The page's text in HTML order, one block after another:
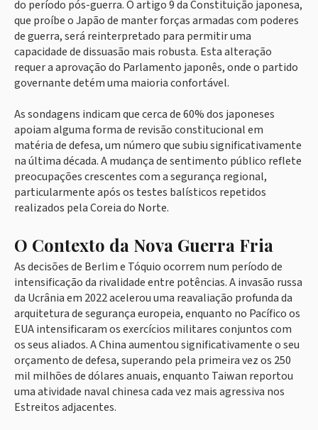
do período pós-guerra. O artigo 9 da Constituição japonesa,
que proíbe o Japão de manter forças armadas com poderes
de guerra, será reinterpretado para permitir uma
capacidade de dissuasão mais robusta. Esta alteração
requer a aprovação do Parlamento japonês, onde o partido
governante detém uma maioria confortável.
As sondagens indicam que cerca de 60% dos japoneses
apoiam alguma forma de revisão constitucional em
matéria de defesa, um número que subiu significativamente
na última década. A mudança de sentimento público reflete
preocupações crescentes com a segurança regional,
particularmente após os testes balísticos repetidos
realizados pela Coreia do Norte.
O Contexto da Nova Guerra Fria
As decisões de Berlim e Tóquio ocorrem num período de
intensificação da rivalidade entre potências. A invasão russa
da Ucrânia em 2022 acelerou uma reavaliação profunda da
arquitetura de segurança europeia, enquanto no Pacífico os
EUA intensificaram os exercícios militares conjuntos com
os seus aliados. A China aumentou significativamente o seu
orçamento de defesa, superando pela primeira vez os 250
mil milhões de dólares anuais, enquanto Taiwan reportou
uma atividade naval chinesa cada vez mais agressiva nos
Estreitos adjacentes.